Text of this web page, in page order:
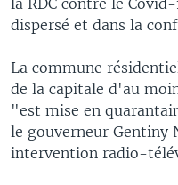
dispersé et dans la
La commune
de la capitale d'au
"est mise en
le gouverneur Gentiny
intervention radio-